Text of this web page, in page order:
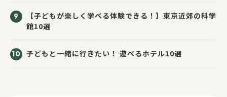
【子どもが楽しく学べる体験できる！】東京近郊の科学
館10選
子どもと一緒に行きたい！ 遊べるホテル10選